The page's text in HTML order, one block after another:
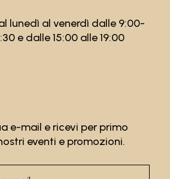
lunedì al venerdì dalle 9:00-
e dalle 15:00 alle 19:00
e-mail e ricevi per primo
eventi e promozioni.